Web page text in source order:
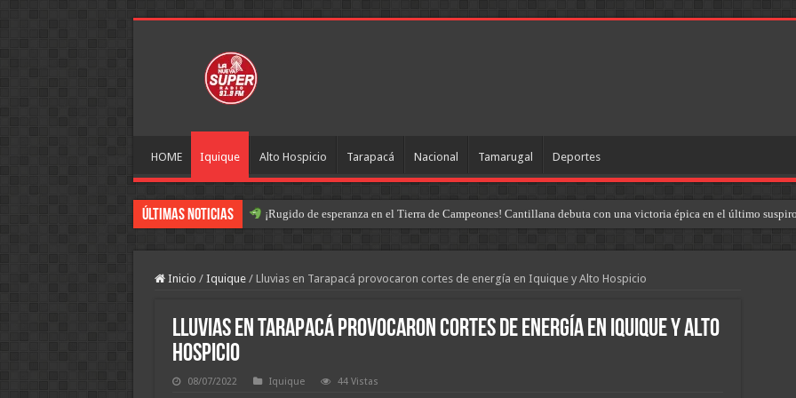
HOME Iquique Alto Hospicio Tarapacá Nacional Tamarugal Deportes
Últimas Noticias ¡Rugido de esperanza en el Tierra de Campeones! Cantillana debuta con una victoria épica en el último
Inicio / Iquique / Lluvias en Tarapacá provocaron cortes de energía en Iquique y Alto Hospicio
Lluvias en Tarapacá provocaron cortes de energía en Iquique y Alto
Hospicio
08/07/2022 Iquique 44 Vistas